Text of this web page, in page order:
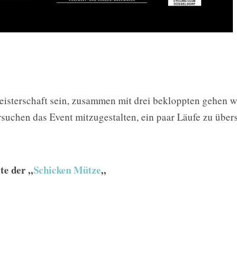
sein, zusammen mit drei bekloppten gehen
das Event mitzugestalten, ein paar Läufe zu
der „Schicken Mütze„